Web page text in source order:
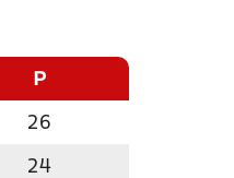
P
26
24